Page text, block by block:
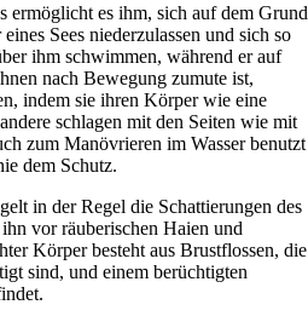
ermöglicht es ihm, sich auf dem Grund
Sees niederzulassen und sich so
ihm schwimmen, während er auf
nach Bewegung zumute ist,
indem sie ihren Körper wie eine
schlagen mit den Seiten wie mit
zum Manövrieren im Wasser benutzt
dem Schutz.
in der Regel die Schattierungen des
vor räuberischen Haien und
Körper besteht aus Brustflossen, die
sind, und einem berüchtigten